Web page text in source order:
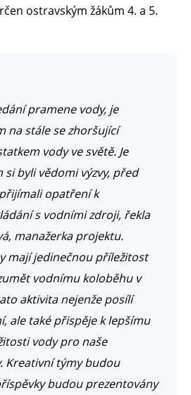
ostravským žákům 4. a 5.
pramene vody, je
na stále se zhoršující
vody ve světě. Je
si byli vědomi výzvy, před
opatření k
s vodními zdroji, řekla
manažerka projektu.
mají jedinečnou příležitost
vodnímu koloběhu v
aktivita nejenže posílí
ale také přispěje k lepšímu
vody pro naše
Kreativní týmy budou
budou prezentovány